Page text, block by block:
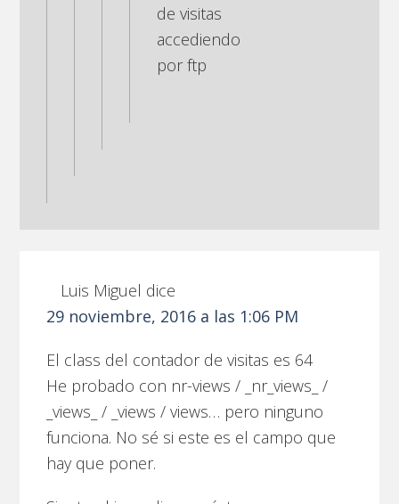
de visitas
accediendo
por ftp
Luis Miguel dice
29 noviembre, 2016 a las 1:06 PM
El class del contador de visitas es 64
He probado con nr-views / _nr_views_ /
_views_ / _views / views… pero ninguno
funciona. No sé si este es el campo que
hay que poner.